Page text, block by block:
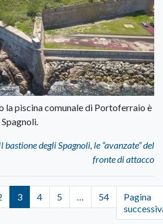
la piscina comunale di Portoferraio è
bastione degli Spagnoli, le “avanzate” del
fronte di attacco
3 4 5 … 54
Pagina